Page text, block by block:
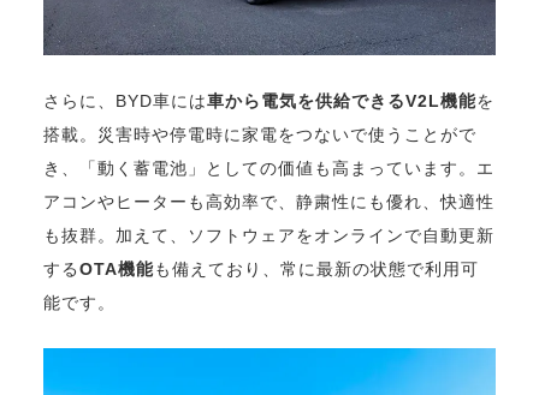
さらに、BYD車には車から電気を供給できるV2L機能を
搭載。災害時や停電時に家電をつないで使うことがで
き、「動く蓄電池」としての価値も高まっています。エ
アコンやヒーターも高効率で、静粛性にも優れ、快適性
も抜群。加えて、ソフトウェアをオンラインで自動更新
するOTA機能も備えており、常に最新の状態で利用可
能です。